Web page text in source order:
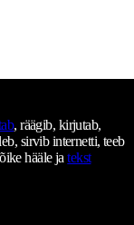
, räägib, kirjutab,
sirvib internetti, teeb
hääle jatekst